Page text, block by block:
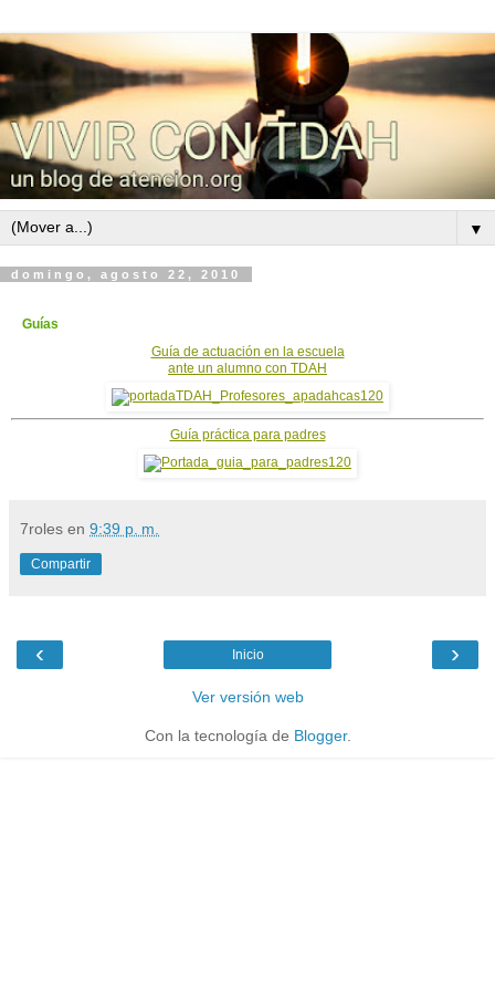
▼
domingo, agosto 22, 2010
Guías
Guía de actuación en la escuela
ante un alumno con TDAH
Guía práctica para padres
7roles en 9:39 p. m.
Compartir
‹ ›
Inicio
Ver versión web
Con la tecnología de Blogger.